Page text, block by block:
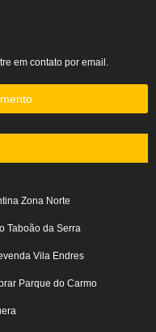
em contato por email.
Zona Norte
Taboão da Serra
Vila Endres
Parque do Carmo